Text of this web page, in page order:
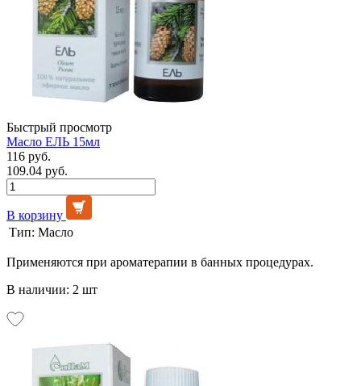
Быстрый просмотр
Масло ЕЛЬ 15мл
116 руб.
109.04 руб.
В корзину
Тип: Масло
Применяются при ароматерапии в банных процедурах.
В наличии: 2 шт